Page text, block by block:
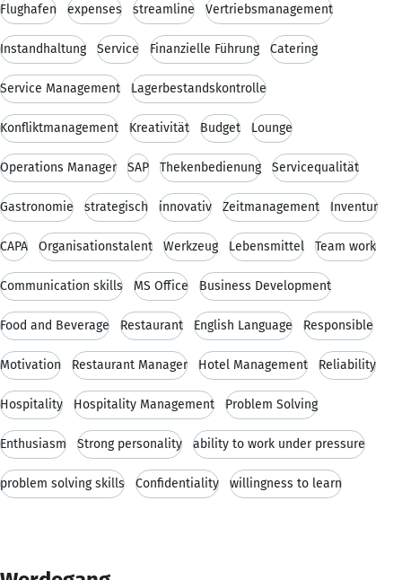
Flughafen expenses streamline Vertriebsmanagement
Instandhaltung Service Finanzielle Führung Catering
Service Management Lagerbestandskontrolle
Konfliktmanagement Kreativität Budget Lounge
Operations Manager SAP Thekenbedienung Servicequalität
Gastronomie strategisch innovativ Zeitmanagement Inventur
CAPA Organisationstalent Werkzeug Lebensmittel Team work
Communication skills MS Office Business Development
Food and Beverage Restaurant English Language Responsible
Motivation Restaurant Manager Hotel Management Reliability
Hospitality Hospitality Management Problem Solving
Enthusiasm Strong personality ability to work under pressure
problem solving skills Confidentiality willingness to learn